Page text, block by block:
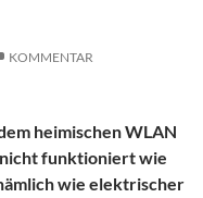
KOMMENTAR
heimischen WLAN
nicht funktioniert wie
wie elektrischer